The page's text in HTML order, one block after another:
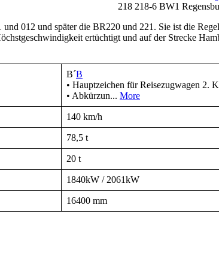
218 218-6 BW1
012 und später die BR220 und 221. Sie ist die
ertüchtigt und auf der Strecke
B´B
• Hauptzeichen für Reisezugwagen 2.
• Abkürzun... More
140 km/h
78,5 t
20 t
1840kW / 2061kW
16400 mm